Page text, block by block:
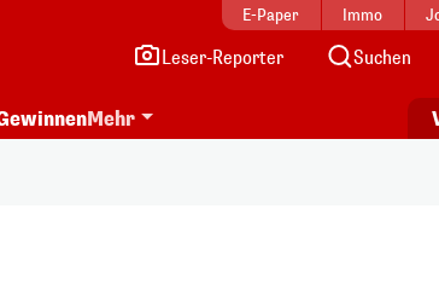
E-Paper Immo
Leser-Reporter Suchen
Mehr